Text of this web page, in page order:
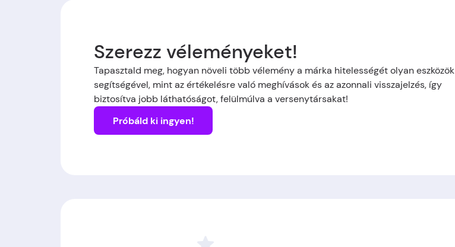
Szerezz véleményeket!
Tapasztald meg, hogyan növeli több vélemény a márka hitelességét olyan eszközök
segítségével, mint az értékelésre való meghívások és az azonnali visszajelzés, így
biztosítva jobb láthatóságot, felülmúlva a versenytársakat!
Próbáld ki ingyen!